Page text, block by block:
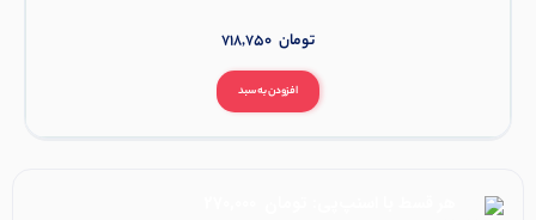
افزودن به سبد
718,750 تومان